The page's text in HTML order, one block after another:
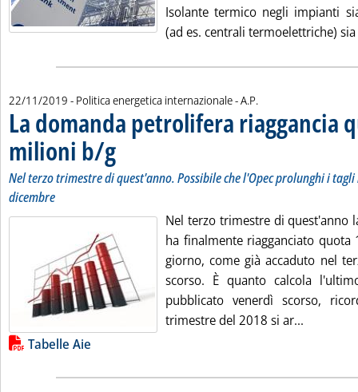
Isolante termico negli impianti
(ad es. centrali termoelettriche) sia
22/11/2019 - Politica energetica internazionale -di:
A.P.
La domanda petrolifera riaggancia
milioni b/g. Sottotitolo: Nel terzo trimestre di quest'anno. Possibile che
. Pubblicata venerdì 22 novembre 2019 alle 10.58.
Nel terzo trimestre di quest'anno. Possibile che l'Opec prolunghi i
dicembre
Nel terzo trimestre di quest'anno
ha finalmente riagganciato
giorno, come già accaduto nel
scorso. È quanto calcola
pubblicato venerdì scorso,
trimestre del 2018 si ar...
Lista allegati PDF alla notizia
Tabelle Aie